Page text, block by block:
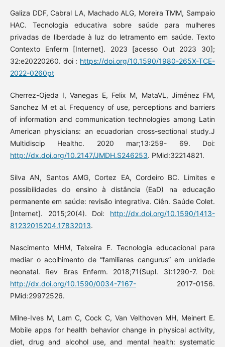
Galiza DDF, Cabral LA, Machado ALG, Moreira TMM, Sampaio
HAC. Tecnologia educativa sobre saúde para mulheres
privadas de liberdade à luz do letramento em saúde. Texto
Contexto Enferm [Internet]. 2023 [acesso Out 2023 30];
32:e20220260. doi : https://doi.org/10.1590/1980-265X-TCE-
2022-0260pt
Cherrez-Ojeda I, Vanegas E, Felix M, MataVL, Jiménez FM,
Sanchez M et al. Frequency of use, perceptions and barriers
of information and communication technologies among Latin
American physicians: an ecuadorian cross-sectional study.J
Multidiscip Healthc. 2020 mar;13:259- 69. Doi:
http://dx.doi.org/10.2147/JMDH.S246253. PMid:32214821.
Silva AN, Santos AMG, Cortez EA, Cordeiro BC. Limites e
possibilidades do ensino à distância (EaD) na educação
permanente em saúde: revisão integrativa. Ciên. Saúde Colet.
[Internet]. 2015;20(4). Doi: http://dx.doi.org/10.1590/1413-
81232015204.17832013.
Nascimento MHM, Teixeira E. Tecnologia educacional para
mediar o acolhimento de “familiares cangurus” em unidade
neonatal. Rev Bras Enferm. 2018;71(Supl. 3):1290-7. Doi:
http://dx.doi.org/10.1590/0034-7167-2017-0156.
PMid:29972526.
Milne-Ives M, Lam C, Cock C, Van Velthoven MH, Meinert E.
Mobile apps for health behavior change in physical activity,
diet, drug and alcohol use, and mental health: systematic